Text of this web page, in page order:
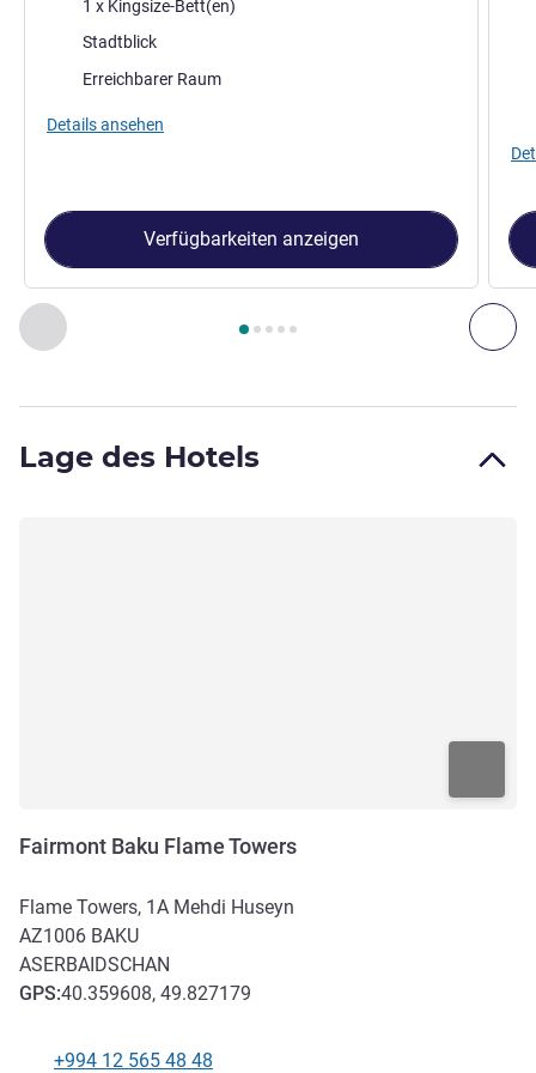
Zurück - Zimmer
Seite1 , Zimmer 1 : Deluxe-Zimmer mit Blick über die
1 x Kingsize-Bett(en)
Aussicht:Stadtblick
Erreichbarer Raum
Details ansehen
Verfügbarkeiten anzeigen
Lage des Hotels
Fairmont Baku Flame Towers
Flame Towers, 1A Mehdi Huseyn
AZ1006 BAKU
ASERBAIDSCHAN
GPS:40.359608, 49.827179
+994 12 565 48 48